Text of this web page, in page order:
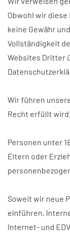
Obwohl wir
keine Gewähr
Vollständigkeit
Websites Dritter
Wir führen
Recht erfüllt
Personen unter
Eltern oder
Soweit wir neue
einführen,
Internet- und